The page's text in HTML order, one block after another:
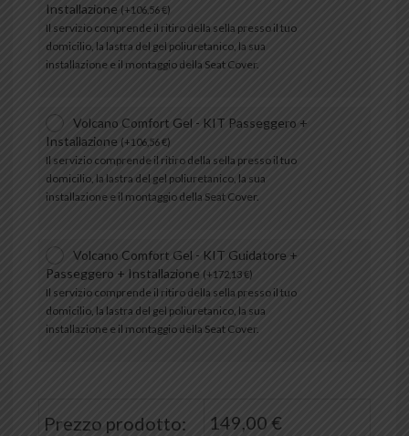
Installazione (+106,56€)
Il servizio comprende il ritiro della sella presso il tuo
domicilio, la lastra del gel poliuretanico, la sua
installazione e il montaggio della Seat Cover.
Volcano Comfort Gel - KIT Passeggero +
Installazione (+106,56€)
Il servizio comprende il ritiro della sella presso il tuo
domicilio, la lastra del gel poliuretanico, la sua
installazione e il montaggio della Seat Cover.
Volcano Comfort Gel - KIT Guidatore +
Passeggero + Installazione (+172,13€)
Il servizio comprende il ritiro della sella presso il tuo
domicilio, la lastra del gel poliuretanico, la sua
installazione e il montaggio della Seat Cover.
Prezzo prodotto: 149,00 €